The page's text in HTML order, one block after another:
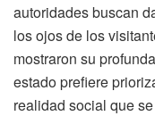
autoridades buscan
los ojos de los
mostraron su
estado prefiere
realidad social que